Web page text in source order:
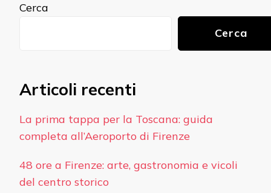
Cerca
Cerca
Articoli recenti
La prima tappa per la Toscana: guida
completa all’Aeroporto di Firenze
48 ore a Firenze: arte, gastronomia e vicoli
del centro storico